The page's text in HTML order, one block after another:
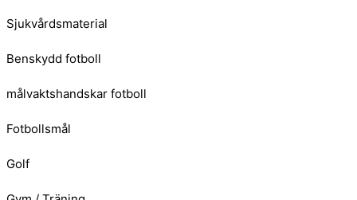
Sjukvårdsmaterial
Benskydd fotboll
målvaktshandskar fotboll
Fotbollsmål
Golf